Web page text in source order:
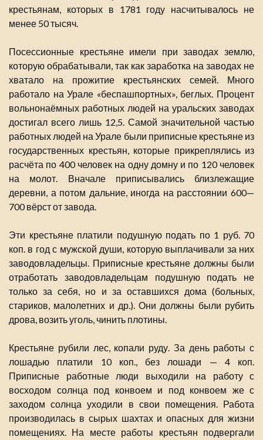
крестьянам, которых в 1781 году насчитывалось не
менее 50 тысяч.
Посессионные крестьяне имели при заводах землю,
которую обрабатывали, так как заработка на заводах не
хватало на прожитие крестьянских семей. Много
работало на Урале «беспашпортных», беглых. Процент
вольнонаёмных работных людей на уральских заводах
достигал всего лишь 12,5. Самой значительной частью
работных людей на Урале были приписные крестьяне из
государственных крестьян, которые прикреплялись из
расчёта по 400 человек на одну домну и по 120 человек
на молот. Вначале приписывались близлежащие
деревни, а потом дальние, иногда на расстоянии 600—
700 вёрст от завода.
Эти крестьяне платили подушную подать по 1 руб. 70
коп. в год с мужской души, которую выплачивали за них
заводовладельцы. Приписные крестьяне должны были
отработать заводовладельцам подушную подать не
только за себя, но и за оставшихся дома (больных,
стариков, малолетних и др.). Они должны были рубить
дрова, возить уголь, чинить плотины.
Крестьяне рубили лес, копали руду. За день работы с
лошадью платили 10 коп., без лошади — 4 коп.
Приписные работные люди выходили на работу с
восходом солнца под конвоем и под конвоем же с
заходом солнца уходили в свои помещения. Работа
производилась в сырых шахтах и опасных для жизни
помещениях. На месте работы крестьян подвергали